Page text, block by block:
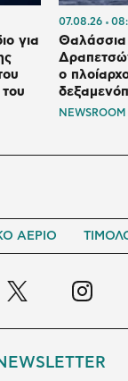
για
07.08.26
Θαλάσσια
ο
NEWSROOM
ΑΕΡΙΟ